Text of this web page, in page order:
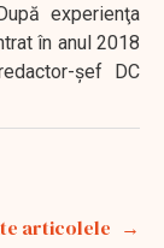
experienţa
în anul 2018
şef DC
articolele